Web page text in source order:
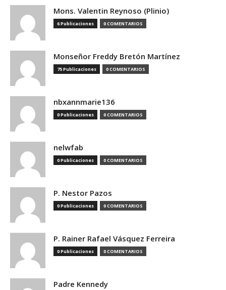
Mons. Valentin Reynoso (Plinio)
6 Publicaciones 0 COMENTARIOS
Monseñor Freddy Bretón Martínez
75 Publicaciones 0 COMENTARIOS
nbxannmarie136
0 Publicaciones 0 COMENTARIOS
nelwfab
0 Publicaciones 0 COMENTARIOS
P. Nestor Pazos
0 Publicaciones 0 COMENTARIOS
P. Rainer Rafael Vásquez Ferreira
0 Publicaciones 0 COMENTARIOS
Padre Kennedy